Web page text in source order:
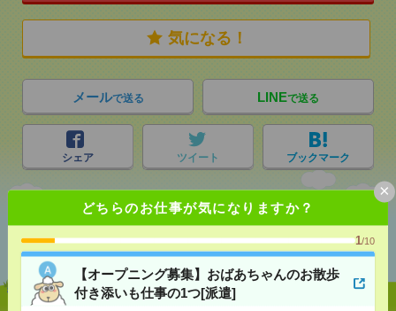
どちらのお仕事が気になりますか？
1/10
【オープニング募集】おばあちゃんのお散歩
付き添いも仕事の1つ[派遣]
×
気になる！
メールで送る LINEで送る
シェア ツイート ブックマーク
あなたの閲覧履歴からの
おすすめ